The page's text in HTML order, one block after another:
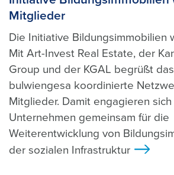
Mitglieder
Die Initiative Bildungsimmobilien
Mit Art-Invest Real Estate, der
Group und der KGAL begrüßt
bulwiengesa koordinierte
Mitglieder. Damit engagieren
Unternehmen gemeinsam für die
Weiterentwicklung von
der sozialen Infrastruktur